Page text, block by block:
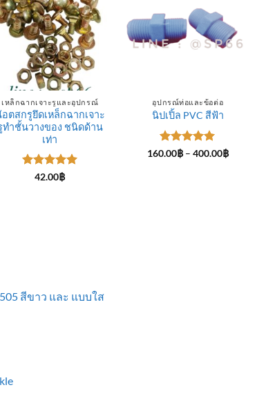
เหล็กฉากเจาะรูและอุปกรณ์
ตสกรูยึดเหล็กฉากเจาะ
ทำชั้นวางของ ชนิดด้าน
เท่า
ให้คะแนน
42.00฿
อุปกรณ์ท่อและข้อต่อ
นิปเปิ้ล PVC สีฟ้า
ให้คะแนน
160.00฿ – 400.00฿Price
สีขาว และ แบบใส